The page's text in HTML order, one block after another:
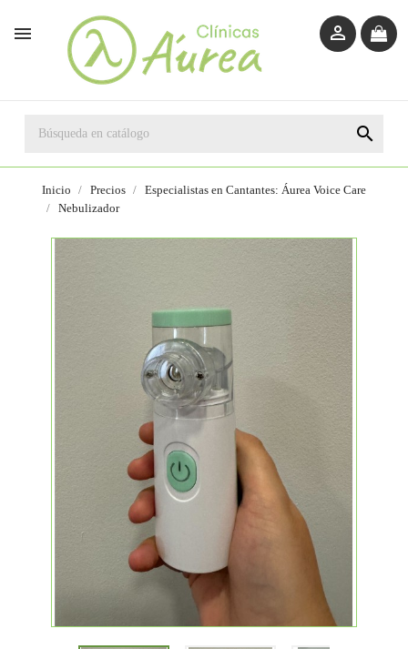
 

Inicio Precios
Especialistas en Cantantes: Áurea Voice Care
Nebulizador